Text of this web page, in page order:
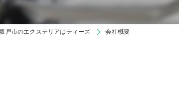
戸市のエクステリアはティーズ 会社概要